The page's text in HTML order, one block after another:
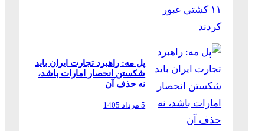
پل مه: راهبرد تجارت ایران باید
شکستن انحصار امارات باشد،
نه حذف آن
5 مرداد 1405